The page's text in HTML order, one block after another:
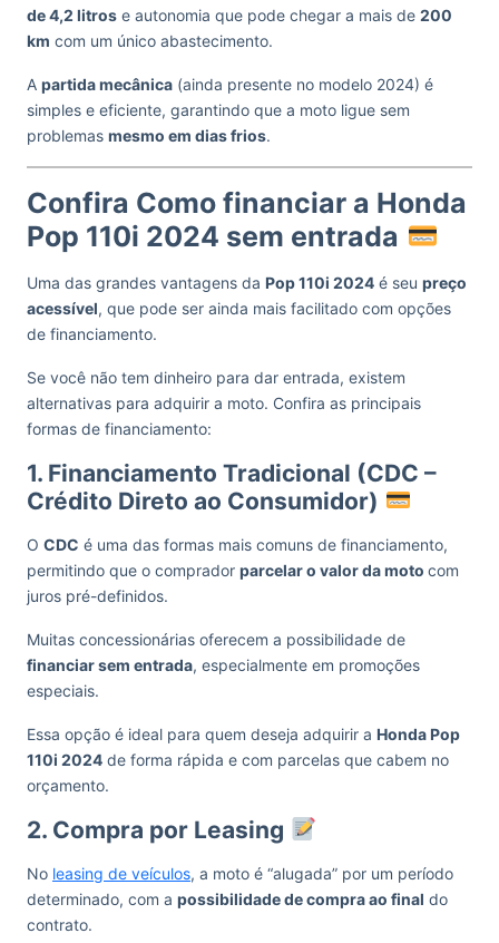
de 4,2 litros e autonomia que pode chegar a mais de 200
km com um único abastecimento.
A partida mecânica (ainda presente no modelo 2024) é
simples e eficiente, garantindo que a moto ligue sem
problemas mesmo em dias frios.
Confira Como financiar a Honda
Pop 110i 2024 sem entrada
Uma das grandes vantagens da Pop 110i 2024 é seu preço
acessível, que pode ser ainda mais facilitado com opções
de financiamento.
Se você não tem dinheiro para dar entrada, existem
alternativas para adquirir a moto. Confira as principais
formas de financiamento:
1. Financiamento Tradicional (CDC –
Crédito Direto ao Consumidor)
O CDC é uma das formas mais comuns de financiamento,
permitindo que o comprador parcelar o valor da moto com
juros pré-definidos.
Muitas concessionárias oferecem a possibilidade de
financiar sem entrada, especialmente em promoções
especiais.
Essa opção é ideal para quem deseja adquirir a Honda Pop
110i 2024 de forma rápida e com parcelas que cabem no
orçamento.
2. Compra por Leasing
No leasing de veículos, a moto é “alugada” por um período
determinado, com a possibilidade de compra ao final do
contrato.